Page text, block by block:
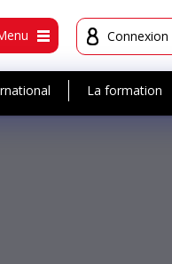
Connexion
La formation